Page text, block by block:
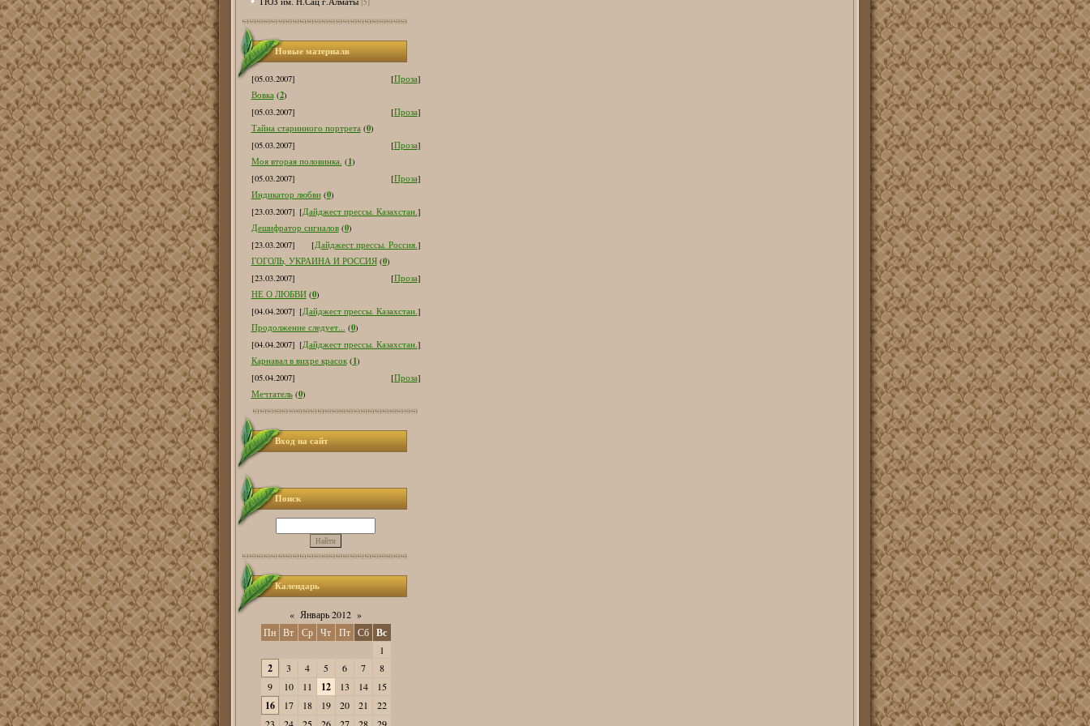
Новые материалв
[05.03.2007] [Проза]
Вовка (2)
[05.03.2007]
[Проза]
Тайна старинного портрета (0)
[05.03.2007]
[Проза]
Моя вторая половинка. (1)
[05.03.2007]
[Проза]
Индикатор любви (0)
[23.03.2007] [Дайджест прессы. Казахстан.]
Дешифратор сигналов (0)
[23.03.2007]
[Дайджест прессы. Россия.]
ГОГОЛЬ, УКРАИНА И РОССИЯ (0)
[23.03.2007]
[Проза]
НЕ О ЛЮБВИ (0)
[04.04.2007] [Дайджест прессы. Казахстан.]
Продолжение следует... (0)
[04.04.2007] [Дайджест прессы. Казахстан.]
Карнавал в вихре красок (1)
[05.04.2007]
[Проза]
Мечтатель (0)
Вход на сайт
Поиск
Календарь
« Январь 2012 »
Пн Вт Ср Чт Пт Сб Вс
1
2 3 4 5 6 7
8
9
10 11 12 13 14 15
16 17 18 19 20 21
22